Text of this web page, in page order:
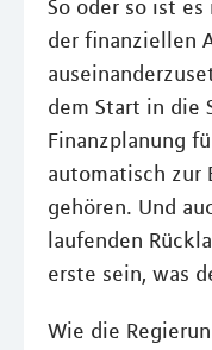
So oder so ist
der finanziellen
dem Start in die
Finanzplanung
automatisch zur
gehören. Und
laufenden
erste sein, was
Wie die